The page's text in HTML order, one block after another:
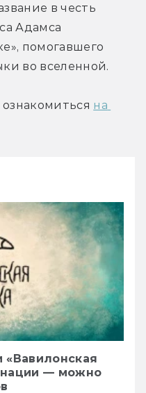
в честь
Адамса
помогавшего
во вселенной.
на
— можно